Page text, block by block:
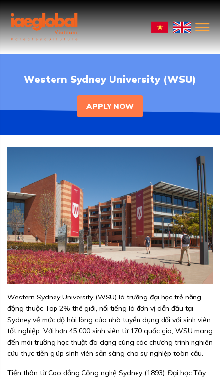
Western Sydney University (WSU)
APPLY NOW
Western Sydney University (WSU) là trường đại học trẻ năng
động thuộc Top 2% thế giới, nổi tiếng là đơn vị dẫn đầu tại
Sydney về mức độ hài lòng của nhà tuyển dụng đối với sinh viên
tốt nghiệp. Với hơn 45.000 sinh viên từ 170 quốc gia, WSU mang
đến môi trường học thuật đa dạng cùng các chương trình nghiên
cứu thực tiễn giúp sinh viên sẵn sàng cho sự nghiệp toàn cầu.
Tiền thân từ Cao đẳng Công nghệ Sydney (1893), Đại học Tây